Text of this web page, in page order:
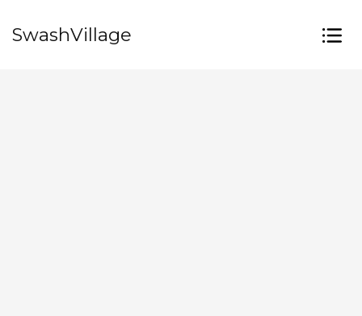
SwashVillage